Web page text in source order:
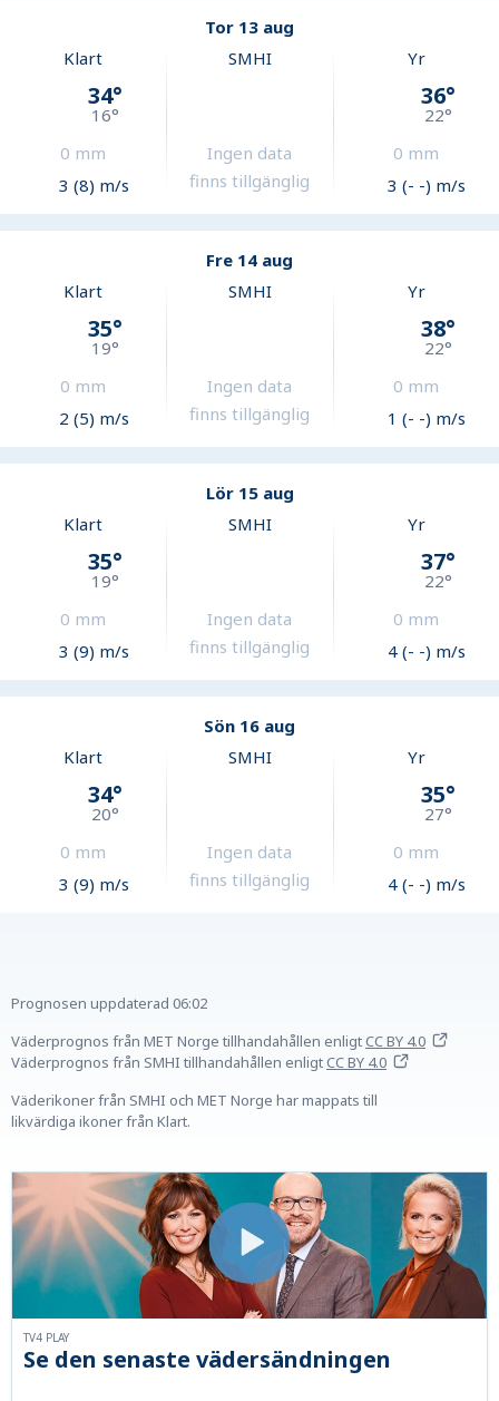
Tor 13 aug
Klart
34°
16°
0 mm
3 (8) m/s
SMHI
Ingen data
finns tillgänglig
Yr
36°
22°
0 mm
3 (- -) m/s
Fre 14 aug
Klart
35°
19°
0 mm
2 (5) m/s
SMHI
Ingen data
finns tillgänglig
Yr
38°
22°
0 mm
1 (- -) m/s
Lör 15 aug
Klart
35°
19°
0 mm
3 (9) m/s
SMHI
Ingen data
finns tillgänglig
Yr
37°
22°
0 mm
4 (- -) m/s
Sön 16 aug
Klart
34°
20°
0 mm
3 (9) m/s
SMHI
Ingen data
finns tillgänglig
Yr
35°
27°
0 mm
4 (- -) m/s
Prognosen uppdaterad 06:02
Väderprognos från MET Norge tillhandahållen enligtCC BY 4.0
Väderprognos från SMHI tillhandahållen enligtCC BY 4.0
Väderikoner från SMHI och MET Norge har mappats till
likvärdiga ikoner från Klart.
Se den senaste vädersändningen
TV4 PLAY